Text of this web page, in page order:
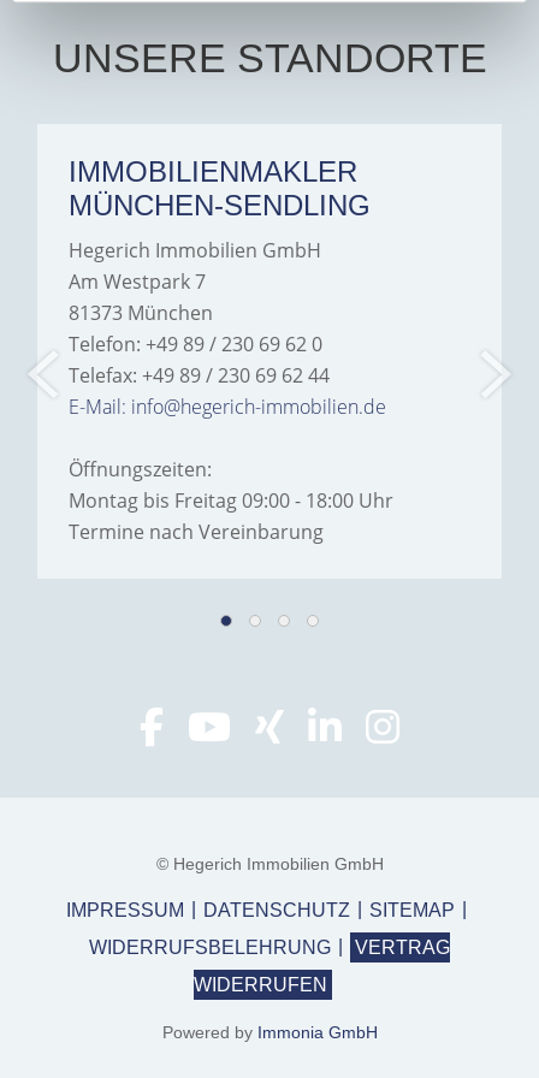
UNSERE STANDORTE
IMMOBILIENMAKLER
MÜNCHEN-SENDLING
Hegerich Immobilien GmbH
Am Westpark 7
81373 München
Telefon: +49 89 / 230 69 62 0
Telefax: +49 89 / 230 69 62 44
E-Mail: info@hegerich-immobilien.de
Öffnungszeiten:
Montag bis Freitag 09:00 - 18:00 Uhr
Termine nach Vereinbarung
© Hegerich Immobilien GmbH
IMPRESSUM DATENSCHUTZ
SITEMAP
WIDERRUFSBELEHRUNG
VERTRAG
WIDERRUFEN
Powered by Immonia GmbH